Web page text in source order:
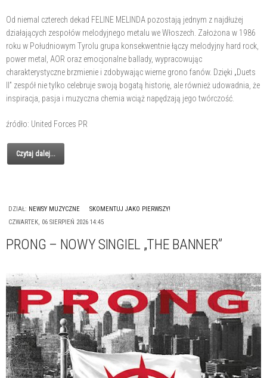
Od niemal czterech dekad FELINE MELINDA pozostają jednym z najdłużej
działających zespołów melodyjnego metalu we Włoszech. Założona w 1986
roku w Południowym Tyrolu grupa konsekwentnie łączy melodyjny hard rock,
power metal, AOR oraz emocjonalne ballady, wypracowując
charakterystyczne brzmienie i zdobywając wierne grono fanów. Dzięki „Duets
II” zespół nie tylko celebruje swoją bogatą historię, ale również udowadnia, że
inspiracja, pasja i muzyczna chemia wciąż napędzają jego twórczość.
źródło: United Forces PR
Czytaj dalej...
DZIAŁ: NEWSY MUZYCZNE
SKOMENTUJ JAKO PIERWSZY!
CZWARTEK, 06 SIERPIEŃ 2026 14:45
PRONG – NOWY SINGIEL „THE BANNER”